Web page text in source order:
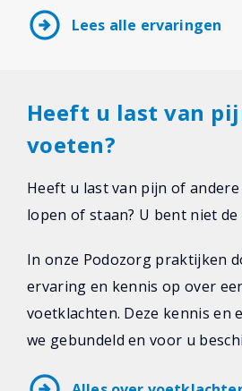
arrow_circle_right Lees alle ervaringen
Heeft u last van
voeten?
Heeft u last van pijn of
lopen of staan? U bent niet de
In onze Podozorg praktijken
ervaring en kennis op over
voetklachten. Deze kennis en
we gebundeld en voor u